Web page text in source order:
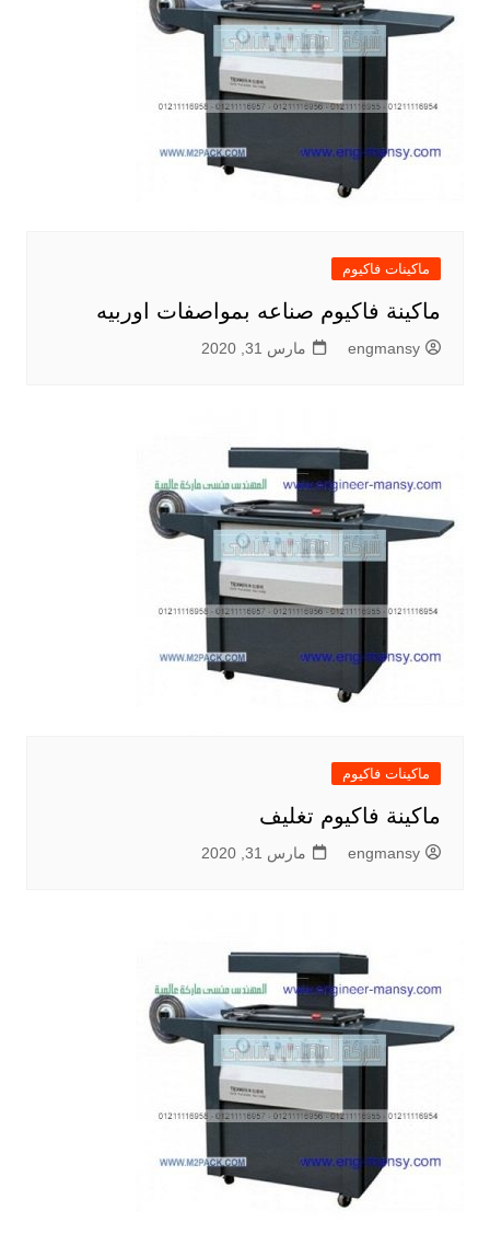
ماكينات فاكيوم
ماكينة فاكيوم صناعه بمواصفات اوربيه
engmansy مارس 31, 2020
ماكينات فاكيوم
ماكينة فاكيوم تغليف
engmansy مارس 31, 2020